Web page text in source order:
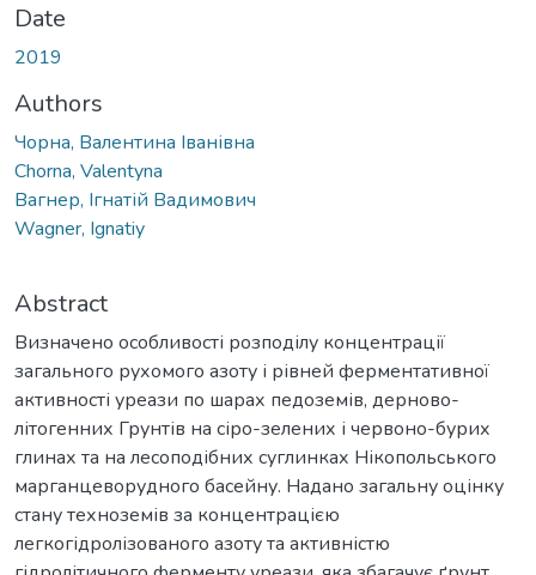
Date
2019
Authors
Чорна, Валентина Іванівна
Chorna, Valentyna
Вагнер, Ігнатій Вадимович
Wagner, Іgnatiy
Abstract
Визначено особливості розподілу концентрації
загального рухомого азоту і рівней ферментативної
активності уреази по шарах педоземів, дерново-
літогенних Грунтів на сіро-зелених і червоно-бурих
глинах та на лесоподібних суглинках Нікопольського
марганцеворудного басейну. Надано загальну оцінку
стану техноземів за концентрацією
легкогідролізованого азоту та активністю